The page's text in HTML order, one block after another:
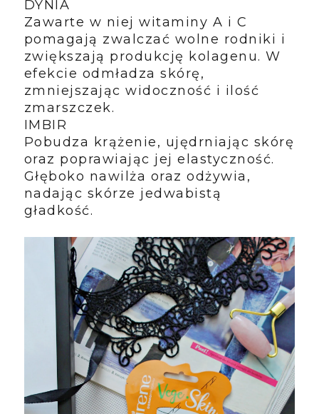
DYNIA
Zawarte w niej witaminy A i C
pomagają zwalczać wolne rodniki i
zwiększają produkcję kolagenu. W
efekcie odmładza skórę,
zmniejszając widoczność i ilość
zmarszczek.
IMBIR
Pobudza krążenie, ujędrniając skórę
oraz poprawiając jej elastyczność.
Głęboko nawilża oraz odżywia,
nadając skórze jedwabistą
gładkość.